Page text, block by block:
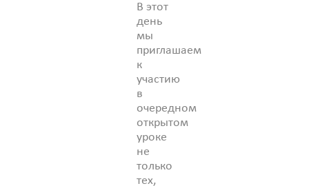
В этот
день
мы
приглашаем
к
участию
в
очередном
открытом
уроке
не
только
тех,